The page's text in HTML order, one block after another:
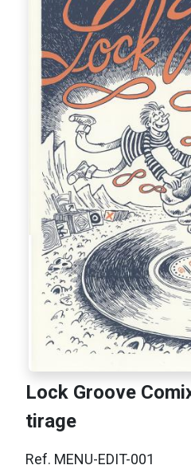
Lock Groove
tirage
Ref. MENU-EDIT-001